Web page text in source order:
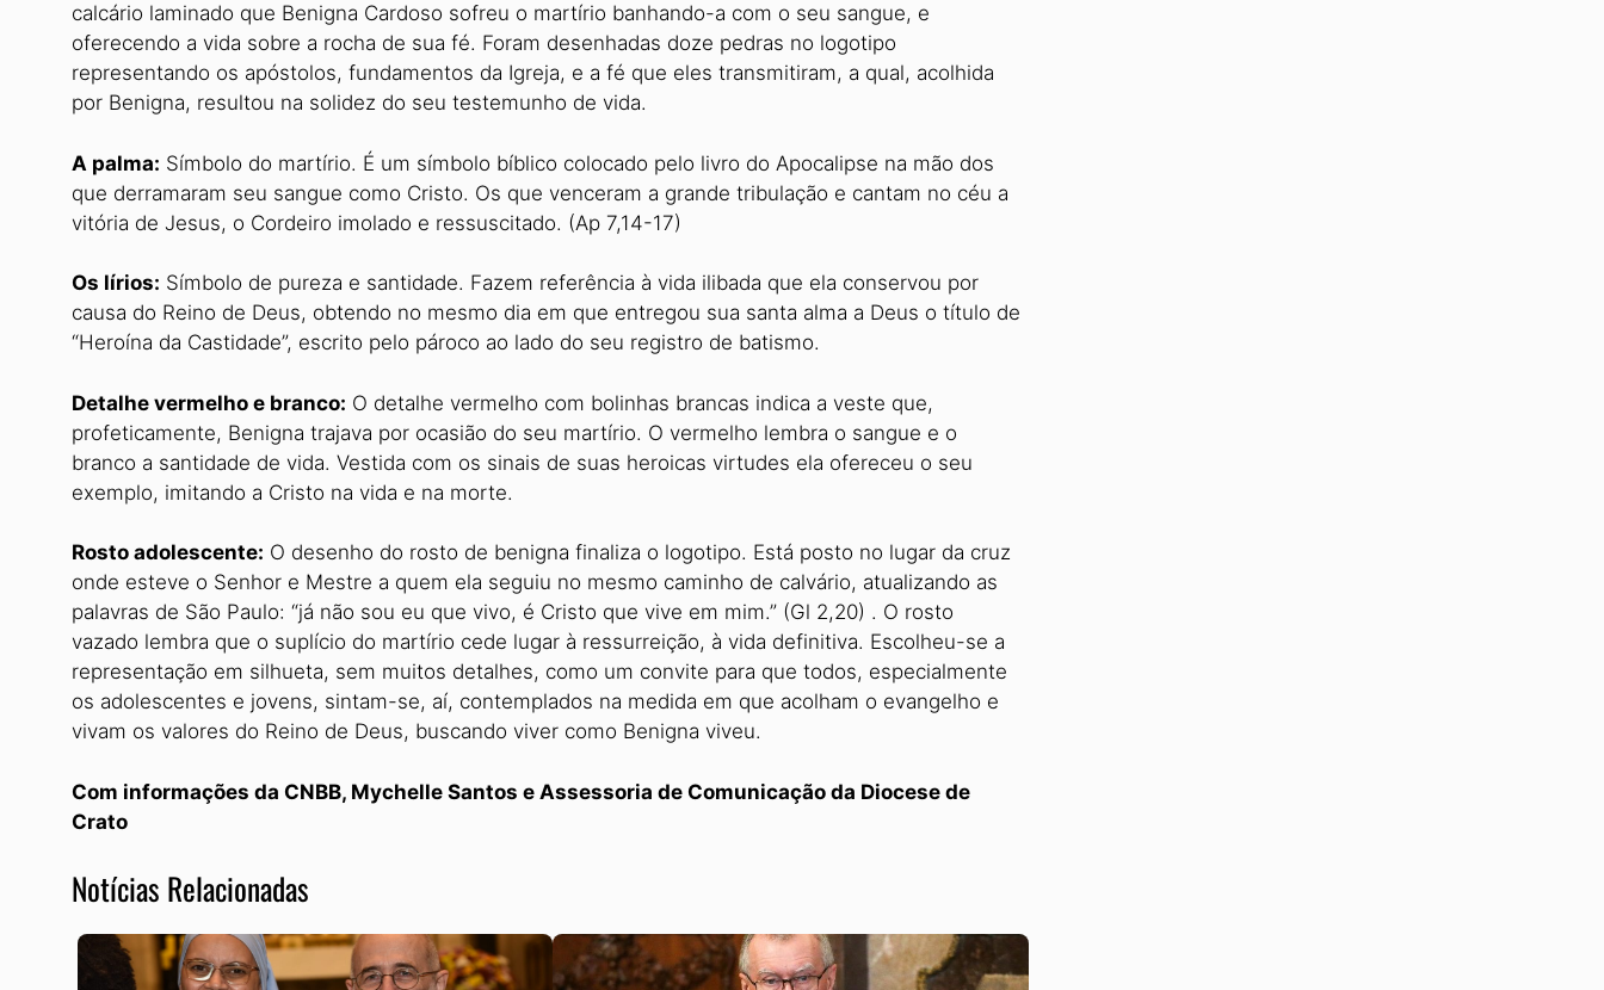
calcário laminado que Benigna Cardoso sofreu o martírio banhando-a com o seu sangue, e
oferecendo a vida sobre a rocha de sua fé. Foram desenhadas doze pedras no logotipo
representando os apóstolos, fundamentos da Igreja, e a fé que eles transmitiram, a qual, acolhida
por Benigna, resultou na solidez do seu testemunho de vida.
A palma: Símbolo do martírio. É um símbolo bíblico colocado pelo livro do Apocalipse na mão dos
que derramaram seu sangue como Cristo. Os que venceram a grande tribulação e cantam no céu a
vitória de Jesus, o Cordeiro imolado e ressuscitado. (Ap 7,14-17)
Os lírios: Símbolo de pureza e santidade. Fazem referência à vida ilibada que ela conservou por
causa do Reino de Deus, obtendo no mesmo dia em que entregou sua santa alma a Deus o título de
“Heroína da Castidade”, escrito pelo pároco ao lado do seu registro de batismo.
Detalhe vermelho e branco: O detalhe vermelho com bolinhas brancas indica a veste que,
profeticamente, Benigna trajava por ocasião do seu martírio. O vermelho lembra o sangue e o
branco a santidade de vida. Vestida com os sinais de suas heroicas virtudes ela ofereceu o seu
exemplo, imitando a Cristo na vida e na morte.
Rosto adolescente: O desenho do rosto de benigna finaliza o logotipo. Está posto no lugar da cruz
onde esteve o Senhor e Mestre a quem ela seguiu no mesmo caminho de calvário, atualizando as
palavras de São Paulo: “já não sou eu que vivo, é Cristo que vive em mim.” (Gl 2,20) . O rosto
vazado lembra que o suplício do martírio cede lugar à ressurreição, à vida definitiva. Escolheu-se a
representação em silhueta, sem muitos detalhes, como um convite para que todos, especialmente
os adolescentes e jovens, sintam-se, aí, contemplados na medida em que acolham o evangelho e
vivam os valores do Reino de Deus, buscando viver como Benigna viveu.
Com informações da CNBB, Mychelle Santos e Assessoria de Comunicação da Diocese de
Crato
Notícias Relacionadas